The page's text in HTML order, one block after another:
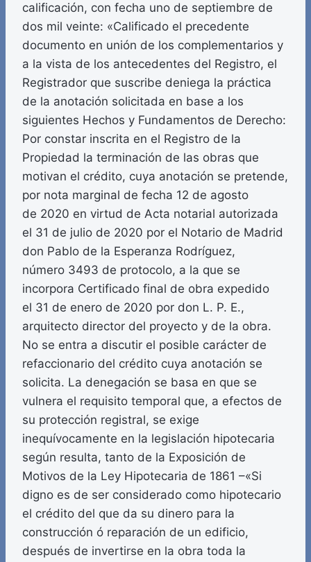
calificación, con fecha uno de septiembre de
dos mil veinte: «Calificado el precedente
documento en unión de los complementarios y
a la vista de los antecedentes del Registro, el
Registrador que suscribe deniega la práctica
de la anotación solicitada en base a los
siguientes Hechos y Fundamentos de Derecho:
Por constar inscrita en el Registro de la
Propiedad la terminación de las obras que
motivan el crédito, cuya anotación se pretende,
por nota marginal de fecha 12 de agosto
de 2020 en virtud de Acta notarial autorizada
el 31 de julio de 2020 por el Notario de Madrid
don Pablo de la Esperanza Rodríguez,
número 3493 de protocolo, a la que se
incorpora Certificado final de obra expedido
el 31 de enero de 2020 por don L. P. E.,
arquitecto director del proyecto y de la obra.
No se entra a discutir el posible carácter de
refaccionario del crédito cuya anotación se
solicita. La denegación se basa en que se
vulnera el requisito temporal que, a efectos de
su protección registral, se exige
inequívocamente en la legislación hipotecaria
según resulta, tanto de la Exposición de
Motivos de la Ley Hipotecaria de 1861 –«Si
digno es de ser considerado como hipotecario
el crédito del que da su dinero para la
construcción ó reparación de un edificio,
después de invertirse en la obra toda la